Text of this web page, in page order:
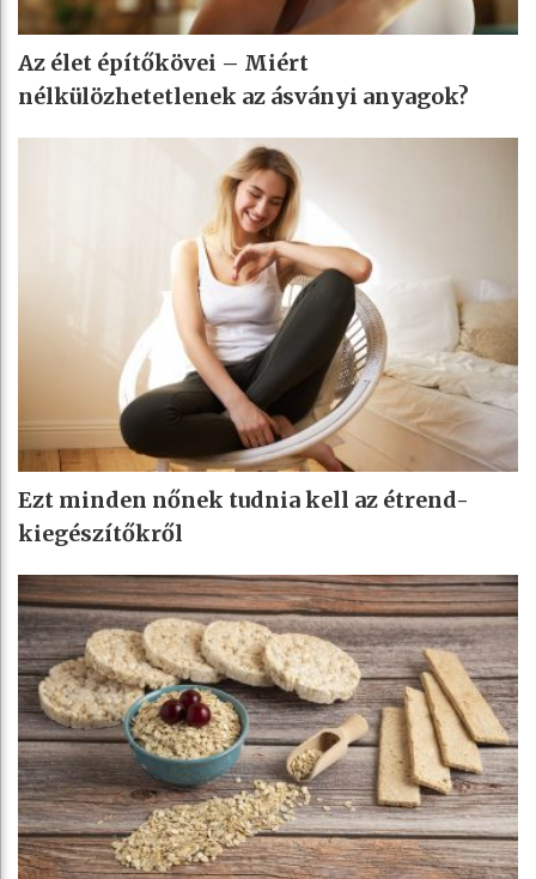
Az élet építőkövei – Miért
nélkülözhetetlenek az ásványi anyagok?
Ezt minden nőnek tudnia kell az étrend-
kiegészítőkről